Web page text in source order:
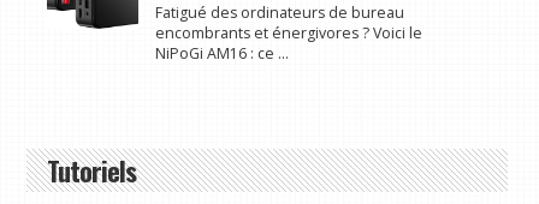
Fatigué des ordinateurs de bureau
encombrants et énergivores ? Voici le
NiPoGi AM16 : ce ...
Tutoriels